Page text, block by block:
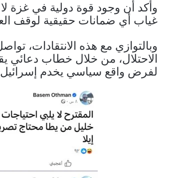
وأكد أن وجود قوة دولية في غزة
غياب أي ضمانات حقيقية لوقف
وبالتوازي مع هذه الانتقادات،
الاحتلال، من خلال خطاب دعائي
لفرض واقع سياسي يخدم